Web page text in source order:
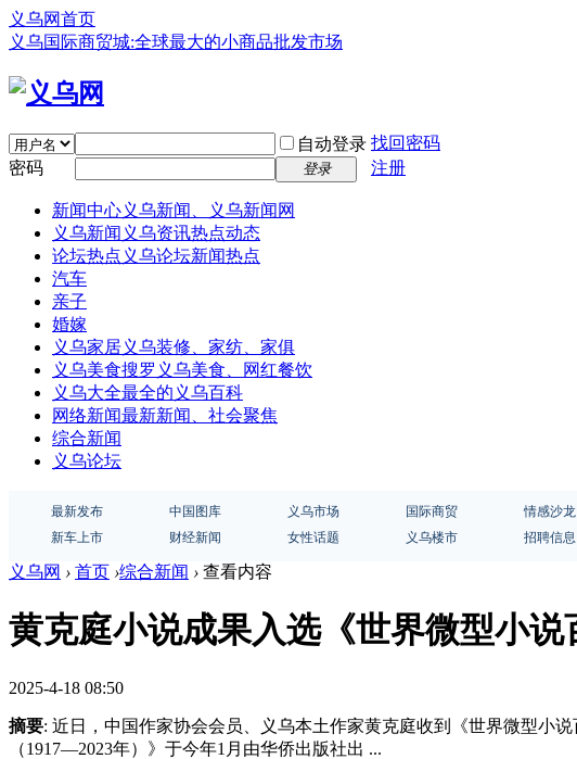
义乌网首页
义乌国际商贸城:全球最大的小商品批发市场
自动登录 找回密码
密码
登录 注册
新闻中心义乌新闻、义乌新闻网
义乌新闻 义乌资讯热点动态
论坛热点 义乌论坛新闻热点
汽车
亲子
婚嫁
义乌家居义乌装修、家纺、家俱
义乌美食搜罗义乌美食、网红餐饮
义乌大全最全的义乌百科
网络新闻最新新闻、社会聚焦
综合新闻
义乌论坛
最新发布 中国图库 义乌市场 国际商贸 情感沙龙
新车上市
财经新闻 女性话题 义乌楼市 招聘信息
义乌网 › 首页 ›综合新闻 › 查看内容
黄克庭小说成果入选《世界微型小说
2025-4-18 08:50
摘要: 近日，中国作家协会会员、义乌本土作家黄克庭收到《世界微型小
（1917—2023年）》于今年1月由华侨出版社出 ...